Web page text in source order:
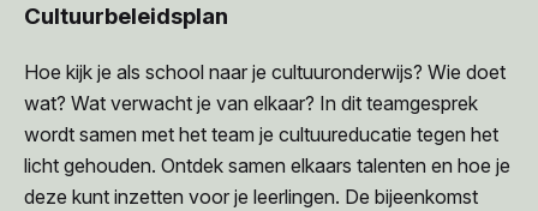
Sociaal domein
Over ons
Nieuws & Agenda
Contact
Cultuurbeleidsplan
Hoe kijk je als school naar je cultuuronderwijs? Wie doet
wat? Wat verwacht je van elkaar? In dit teamgesprek
wordt samen met het team je cultuureducatie tegen het
licht gehouden. Ontdek samen elkaars talenten en hoe je
deze kunt inzetten voor je leerlingen. De bijeenkomst